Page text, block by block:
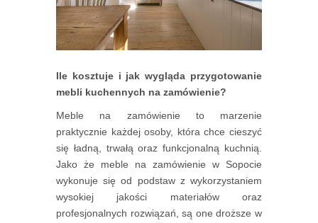
Ile kosztuje i jak wygląda przygotowanie
mebli kuchennych na zamówienie?
Meble na zamówienie to marzenie
praktycznie każdej osoby, która chce cieszyć
się ładną, trwałą oraz funkcjonalną kuchnią.
Jako że meble na zamówienie w Sopocie
wykonuje się od podstaw z wykorzystaniem
wysokiej jakości materiałów oraz
profesjonalnych rozwiązań, są one droższe w